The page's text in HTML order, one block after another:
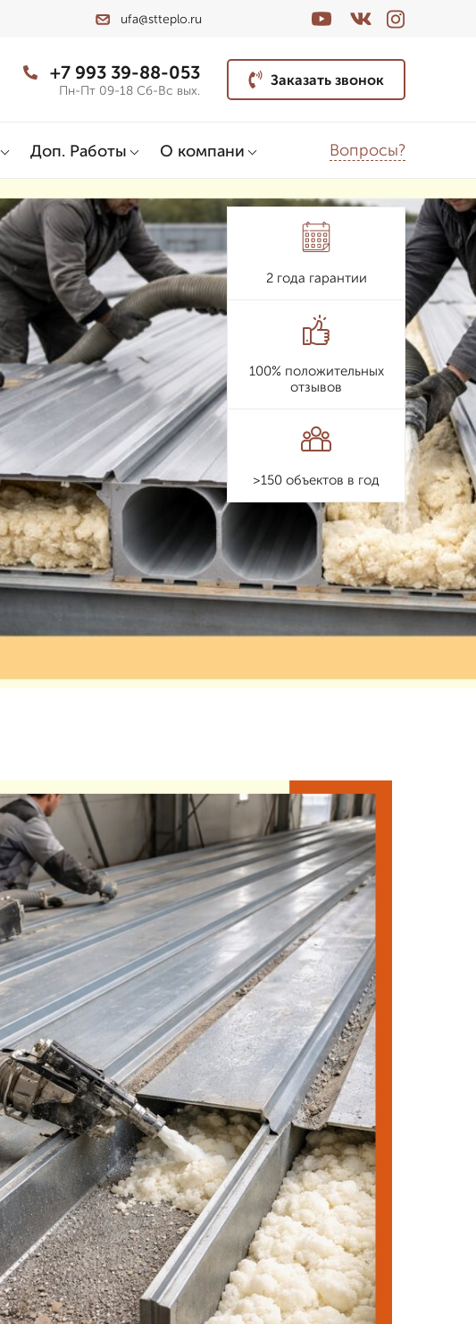
ufa@stteplo.ru
+7 993 39-88-053
Пн-Пт 09-18 Сб-Вс вых.
Заказать звонок
Доп. Работы О компани Вопросы?
2 года гарантии
100% положительных
отзывов
>150 объектов в год